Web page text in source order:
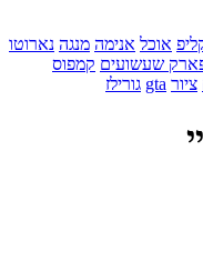
אוכל אנימה מנגה נארוטו
שעשועים קמפוס
ציור gta גורילז